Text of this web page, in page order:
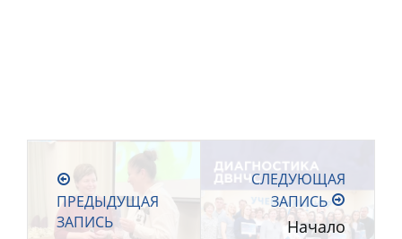
ПРЕДЫДУЩАЯ
ЗАПИСЬ
СЛЕДУЮЩАЯ
ЗАПИСЬ
Начало